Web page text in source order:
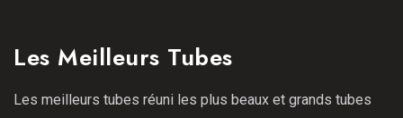
Les Meilleurs Tubes
Les meilleurs tubes réuni les plus beaux et grands tubes